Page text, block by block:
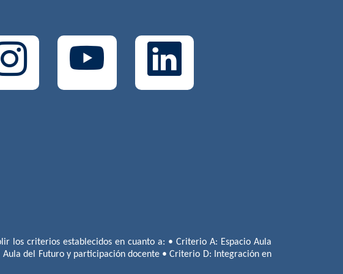
los criterios establecidos en cuanto a: • Criterio A: Espacio Aula
del Futuro y participación docente • Criterio D: Integración en